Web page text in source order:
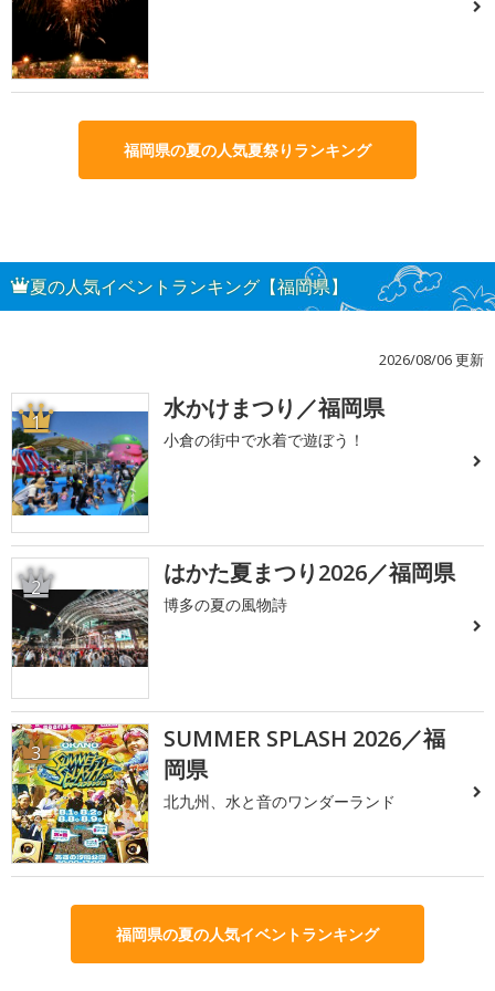
福岡県の夏の人気夏祭りランキング
夏の人気イベントランキング【福岡県】
2026/08/06 更新
1 水かけまつり／福岡県
小倉の街中で水着で遊ぼう！
2 はかた夏まつり2026／福岡県
博多の夏の風物詩
3
SUMMER SPLASH 2026／福
岡県
北九州、水と音のワンダーランド
福岡県の夏の人気イベントランキング